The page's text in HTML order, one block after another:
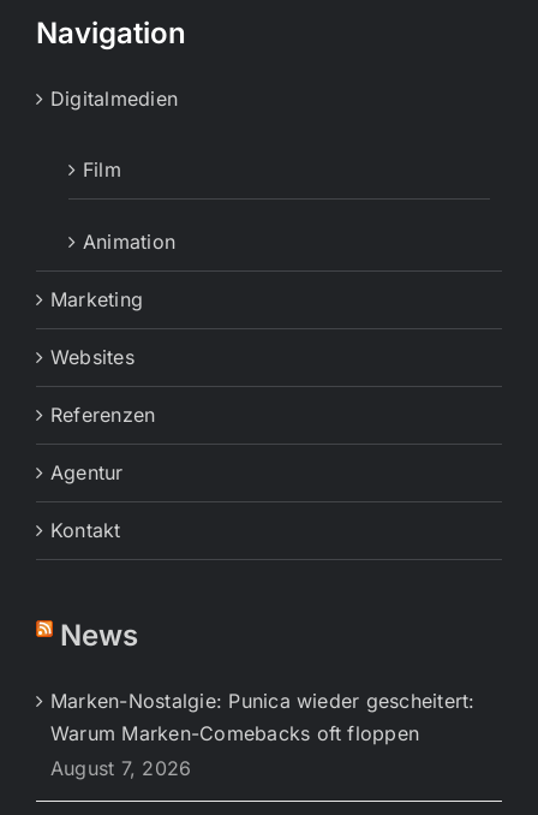
Navigation
Digitalmedien
Film
Animation
Marketing
Websites
Referenzen
Agentur
Kontakt
News
Marken-Nostalgie: Punica wieder gescheitert:
Warum Marken-Comebacks oft floppen
August 7, 2026